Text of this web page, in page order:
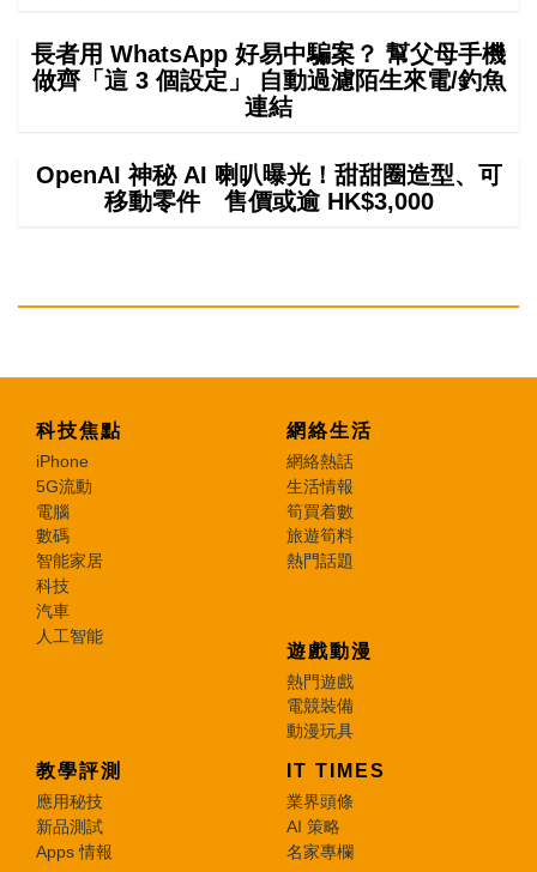
長者用 WhatsApp 好易中騙案？ 幫父母手機
做齊「這 3 個設定」 自動過濾陌生來電/釣魚
連結
OpenAI 神秘 AI 喇叭曝光！甜甜圈造型、可
移動零件 售價或逾 HK$3,000
科技焦點
iPhone
5G流動
電腦
數碼
智能家居
科技
汽車
人工智能
網絡生活
網絡熱話
生活情報
筍買着數
旅遊筍料
熱門話題
遊戲動漫
熱門遊戲
電競裝備
動漫玩具
教學評測
應用秘技
新品測試
Apps 情報
IT TIMES
業界頭條
AI 策略
名家專欄